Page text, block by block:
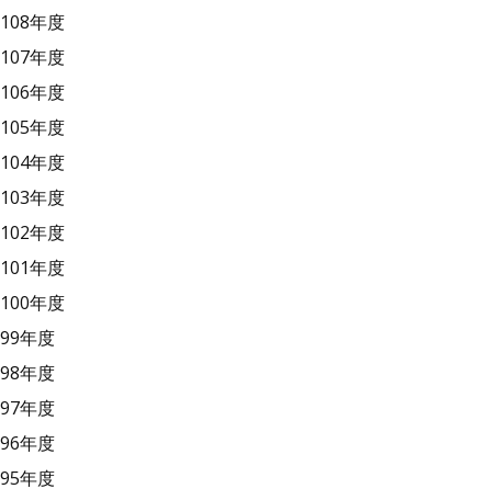
108年度
107年度
106年度
105年度
104年度
103年度
102年度
101年度
100年度
99年度
98年度
97年度
96年度
95年度